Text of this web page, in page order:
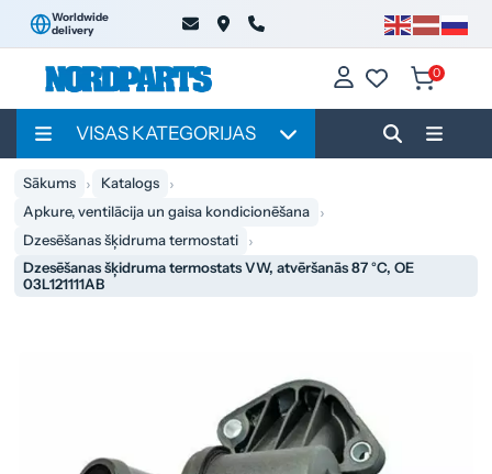
Worldwide
delivery
0
VISAS KATEGORIJAS
Sākums
Katalogs
Apkure, ventilācija un gaisa kondicionēšana
Dzesēšanas šķidruma termostati
Dzesēšanas šķidruma termostats VW, atvēršanās 87 °C, OE
03L121111AB